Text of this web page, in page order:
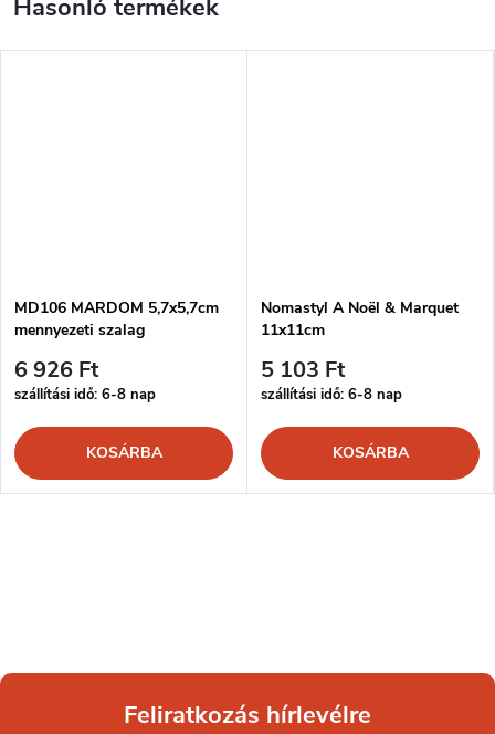
MD106 MARDOM 5,7x5,7cm
mennyezeti szalag
6 926 Ft
szállítási idő: 6-8 nap
KOSÁRBA
Nomastyl A Noël & Marquet
11x11cm
5 103 Ft
szállítási idő: 6-8 nap
KOSÁRBA
Feliratkozás hírlevélre